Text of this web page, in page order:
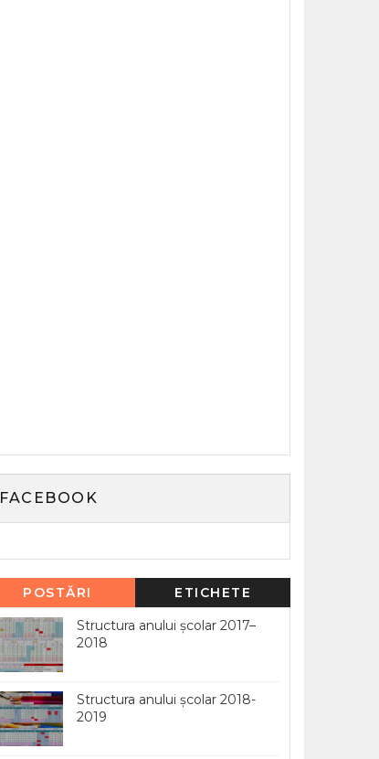
FACEBOOK
POSTĂRI
POPULARE
ETICHETE
Structura anului școlar 2017–
2018
Structura anului școlar 2018-
2019